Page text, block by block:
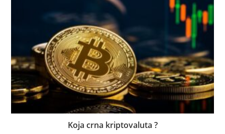
Koja crna kriptovaluta ?